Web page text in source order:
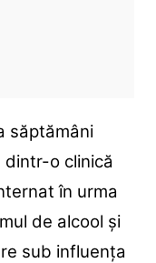
săptămâni
o clinică
în urma
de alcool și
sub influența